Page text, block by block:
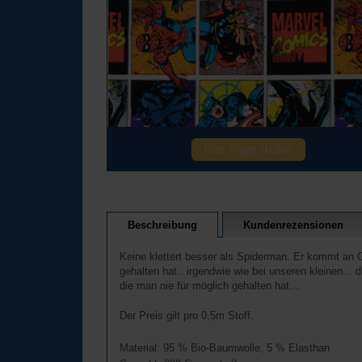
Eine Frage stellen
Beschreibung Kundenrezensionen
Keine klettert besser als Spiderman. Er kommt an
gehalten hat.. irgendwie wie bei unseren kleinen...
die man nie für möglich gehalten hat...
Der Preis gilt pro 0,5m Stoff.
Material: 95 % Bio-Baumwolle, 5 % Elasthan